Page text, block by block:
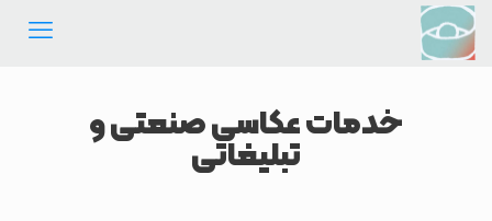
خدمات عکاسی صنعتی و
تبلیغاتی